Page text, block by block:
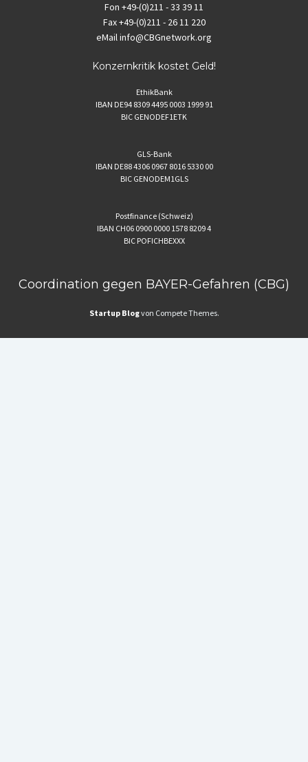
Fon +49-(0)211 - 33 39 11
Fax+49-(0)211 - 26 11 220
eMailinfo@CBGnetwork.org
Konzernkritik kostet Geld!
EthikBank
IBAN DE94 8309 4495 0003 1999 91
BIC GENODEF1ETK
GLS-Bank
IBAN DE88 4306 0967 8016 5330 00
BIC GENODEM1GLS
Postfinance (Schweiz)
IBAN CH06 0900 0000 1578 8209 4
BIC POFICHBEXXX
Coordination gegen BAYER-Gefahren (CBG)
Startup Blogvon Compete Themes.